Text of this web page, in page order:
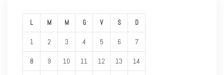
L M M G V S D
1 2 3 4 5 6 7
8 9 10 11 12 13 14